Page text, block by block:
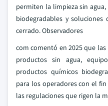
permiten la limpieza sin
biodegradables y
cerrado. Observadores
com comentó en 2025 que
productos sin agua,
productos químicos
para los operadores con el
las regulaciones que rigen la